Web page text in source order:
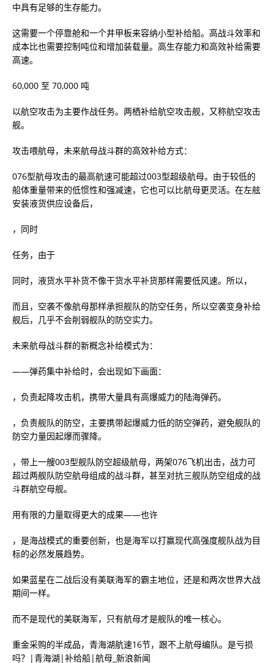
中具有足够的生存能力。
这需要一个停靠舱和一个井甲板来容纳小型补给船。高战斗效率和
成本比也需要控制吨位和增加装载量。高生存能力和高效补给需要
高速。
60,000 至 70,000 吨
以航空攻击为主要作战任务。两栖补给航空攻击舰，又称航空攻击
舰。
攻击喂航母，未来航母战斗群的高效补给方式：
076型航母攻击的最高航速可能超过003型超级航母。由于较低的
船体重量带来的低惯性和强减速，它也可以比航母更灵活。在左舷
安装液货供应设备后，
，同时
任务，由于
同时，液货水平补货不像干货水平补货那样需要低风速。所以，
而且，空袭不像航母那样承担舰队的防空任务，所以空袭变身补给
舰后，几乎不会削弱舰队的防空实力。
未来航母战斗群的新概念补给模式为：
——弹药集中补给时，会出现如下画面：
，负责起降攻击机，携带大量具有高爆威力的陆海弹药。
，负责舰队的防空，主要携带起爆威力低的防空弹药，避免舰队的
防空力量因起爆而骤降。
，带上一艘003型舰队防空超级航母，两架076飞机出击，战力可
超过两舰队防空航母组成的战斗群，甚至对抗三舰队防空组成的战
斗群航空母舰。
用有限的力量取得更大的成果——也许
，是海战模式的重要创新，也是海军以打赢现代高强度舰队战为目
标的必然发展趋势。
如果蓝星在二战后没有美联海军的霸主地位，还是和两次世界大战
期间一样。
而不是现代的美联海军，只有航母才是舰队的唯一核心。
重金采购的半成品，青海湖航速16节，跟不上航母编队。是亏损
吗？|青海湖|补给船|航母_新浪新闻